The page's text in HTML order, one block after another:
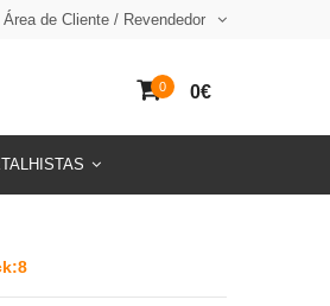
Área de Cliente / Revendedor
0 0€